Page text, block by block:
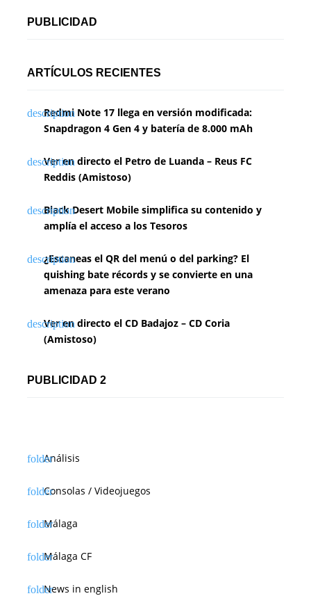
PUBLICIDAD
ARTÍCULOS RECIENTES
Redmi Note 17 llega en versión modificada:
Snapdragon 4 Gen 4 y batería de 8.000 mAh
Ver en directo el Petro de Luanda – Reus FC
Reddis (Amistoso)
Black Desert Mobile simplifica su contenido y
amplía el acceso a los Tesoros
¿Escaneas el QR del menú o del parking? El
quishing bate récords y se convierte en una
amenaza para este verano
Ver en directo el CD Badajoz – CD Coria
(Amistoso)
PUBLICIDAD 2
Análisis
Consolas / Videojuegos
Málaga
Málaga CF
News in english